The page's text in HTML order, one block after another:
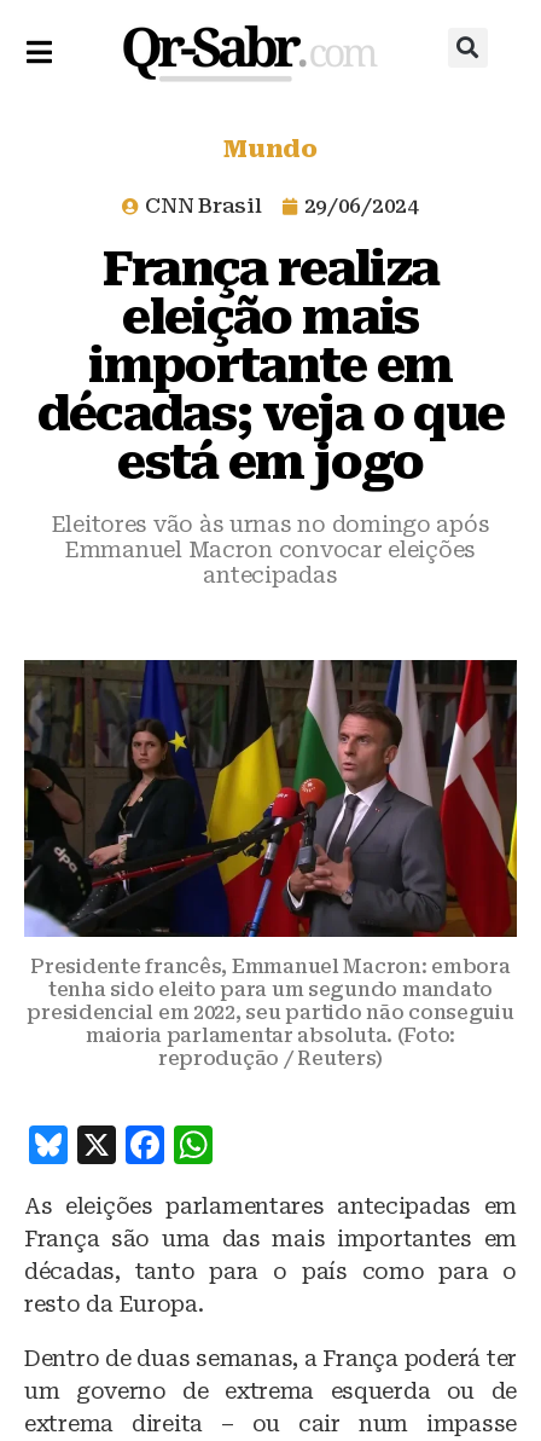
Mundo
CNN Brasil 29/06/2024
França realiza
eleição mais
importante em
décadas; veja o que
está em jogo
Eleitores vão às urnas no domingo após
Emmanuel Macron convocar eleições
antecipadas
Presidente francês, Emmanuel Macron: embora
tenha sido eleito para um segundo mandato
presidencial em 2022, seu partido não conseguiu
maioria parlamentar absoluta. (Foto:
reprodução / Reuters)
B
e
s
k
y
X
F
c
e
b
o
k
at
s
p
As eleições parlamentares antecipadas em
França são uma das mais importantes em
décadas, tanto para o país como para o
resto da Europa.
Dentro de duas semanas, a França poderá ter
um governo de extrema esquerda ou de
extrema direita – ou cair num impasse